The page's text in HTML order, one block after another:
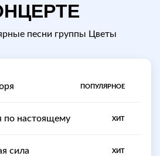
песни группы Цветы
ПОПУЛЯРНОЕ
по настоящему ХИТ
сила ХИТ